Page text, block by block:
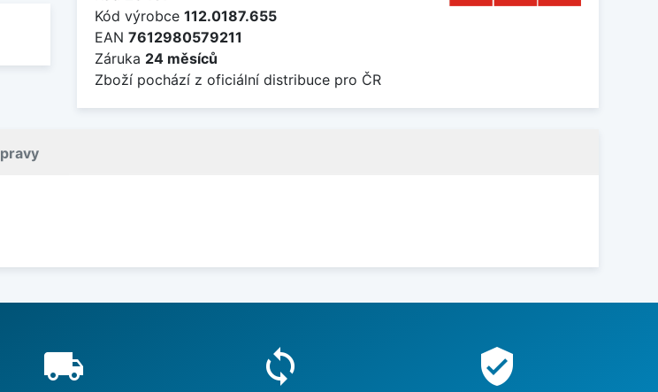
Kód výrobce 112.0187.655
EAN 7612980579211
Záruka 24 měsíců
Zboží pochází z oficiální distribuce pro ČR
local_shipping sync verified_user